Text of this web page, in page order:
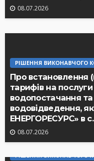
08.07.2026
РІШЕННЯ ВИКОНАВЧОГО
Про встановлення
тарифів на
водопостачання
водовідведення,
ЕНЕРГОРЕСУРС» в
08.07.2026